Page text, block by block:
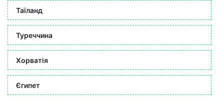
Таїланд
Туреччина
Хорватія
Єгипет